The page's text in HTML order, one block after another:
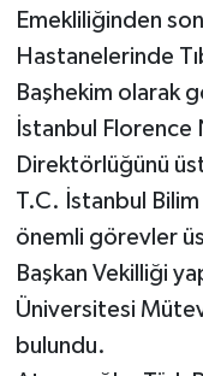
Emekliliğinden
Hastanelerinde
Başhekim olarak
İstanbul Florence
Direktörlüğünü
T.C. İstanbul
önemli görevler
Başkan Vekilliği
Üniversitesi
bulundu.